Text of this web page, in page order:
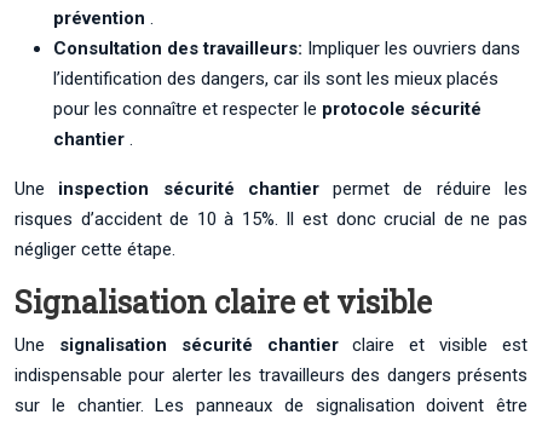
prévention .
Consultation des travailleurs: Impliquer les ouvriers dans
l’identification des dangers, car ils sont les mieux placés
pour les connaître et respecter le protocole sécurité
chantier .
Une inspection sécurité chantierpermet de réduire les
risques d’accident de 10 à 15%. Il est donc crucial de ne pas
négliger cette étape.
Signalisation claire et visible
Une signalisation sécurité chantierclaire et visible est
indispensable pour alerter les travailleurs des dangers présents
sur le chantier. Les panneaux de signalisation doivent être